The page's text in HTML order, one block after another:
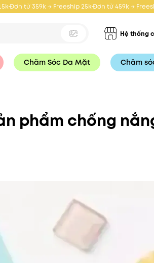
Đơn từ 359k → Freeship 25kĐơn từ 459k →
Hệ thống
Chăm Sóc Da Mặt Chăm
phẩm chống